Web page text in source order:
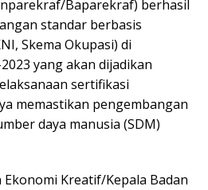
Baparekraf) berhasil
standar berbasis
Skema Okupasi) di
yang akan dijadikan
sertifikasi
memastikan pengembangan
daya manusia (SDM)
Kreatif/Kepala Badan